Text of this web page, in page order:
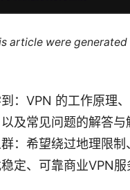
article were
：VPN 的工作原理
及常见问题的解答与
：希望绕过地理限
定、可靠商业VPN服